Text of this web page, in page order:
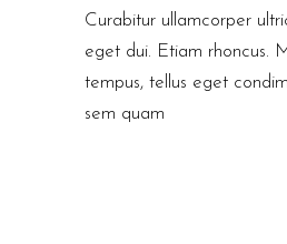
Curabitur ullamcorper
eget dui. Etiam rhoncus.
tempus, tellus eget
sem quam